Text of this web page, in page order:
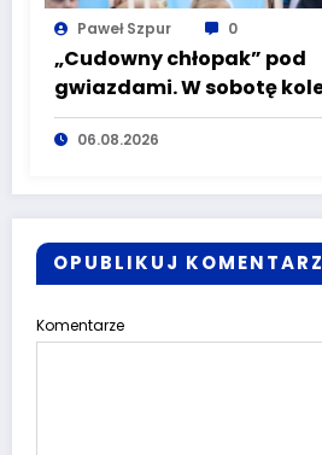
Paweł Szpur 0
„Cudowny chłopak” pod
gwiazdami. W sobotę
plenerowe w Aqua Zdroju
06.08.2026
OPUBLIKUJ KOMENTARZ
Komentarze